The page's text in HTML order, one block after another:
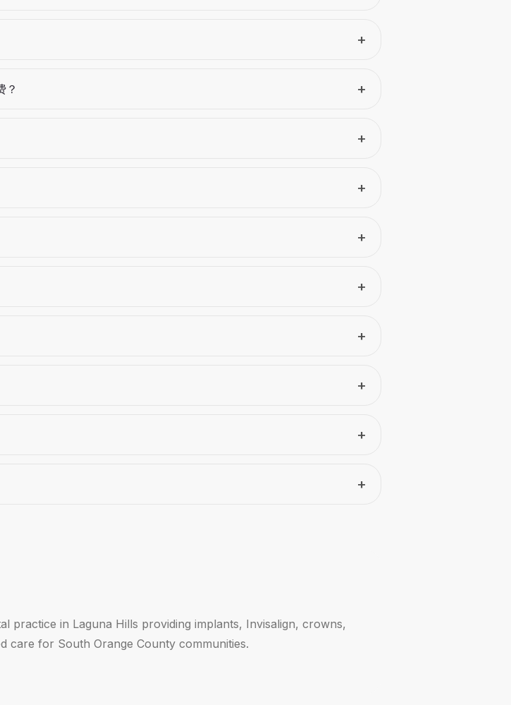
+
？ +
+
+
+
+
+
+
+
+
practice in Laguna Hills providing implants, Invisalign, crowns,
care for South Orange County communities.